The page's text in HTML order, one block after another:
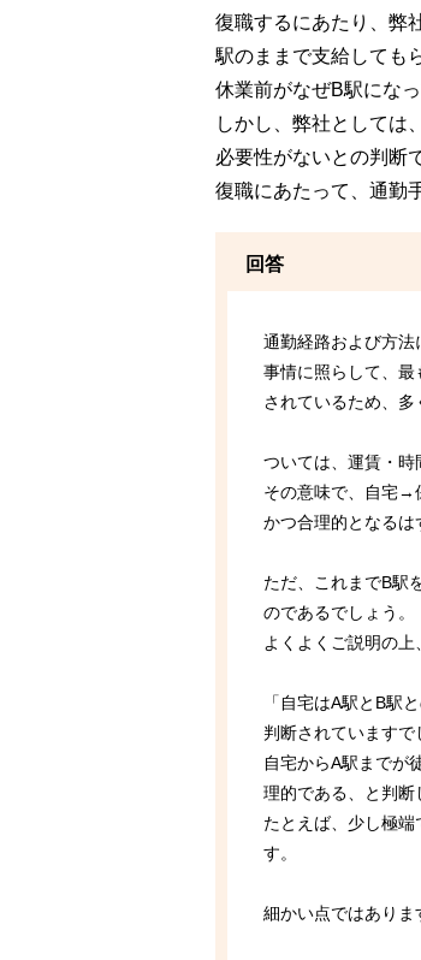
復職するにあたり、弊
駅のままで支給しても
休業前がなぜB駅にな
しかし、弊社としては
必要性がないとの判断
復職にあたって、通勤
回答
通勤経路および方
事情に照らして、
されているため、多
ついては、運賃・時
その意味で、自宅→
かつ合理的となるは
ただ、これまでB駅
のであるでしょう。
よくよくご説明の上
「自宅はA駅とB駅
判断されていますで
自宅からA駅までが
理的である、と判断
たとえば、少し極
す。
細かい点ではありま